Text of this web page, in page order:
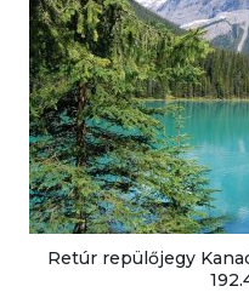
Retúr repülőjegy